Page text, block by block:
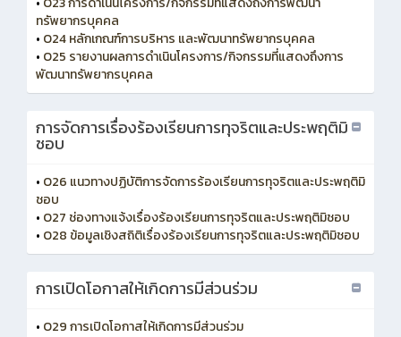
ทรัพยากรบุคคล
• O24 หลักเกณฑ์การบริหาร และพัฒนาทรัพยากรบุคคล
• O25 รายงานผลการดำเนินโครงการ/กิจกรรมที่แสดงถึงการ
พัฒนาทรัพยากรบุคคล
การจัดการเรื่องร้องเรียนการทุจริตและประพฤติมิ
ชอบ
• O26 แนวทางปฏิบัติการจัดการร้องเรียนการทุจริตและประพฤติมิ
ชอบ
• O27 ช่องทางแจ้งเรื่องร้องเรียนการทุจริตและประพฤติมิชอบ
• O28 ข้อมูลเชิงสถิติเรื่องร้องเรียนการทุจริตและประพฤติมิชอบ
การเปิดโอกาสให้เกิดการมีส่วนร่วม
• O29 การเปิดโอกาสให้เกิดการมีส่วนร่วม